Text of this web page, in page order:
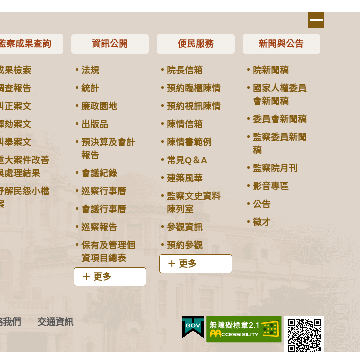
察成果查詢
果檢索
查報告
正案文
劾案文
舉案文
大案件改善
處理結果
解民怨小檔
資訊公開
法規
統計
廉政園地
出版品
預決算及會計
報告
會議紀錄
巡察行事曆
會議行事曆
巡察報告
保有及管理個
資項目總表
更多
便民服務
院長信箱
預約臨櫃陳情
預約視訊陳情
陳情信箱
陳情書範例
常見Q＆A
建築風華
監察文史資料
陳列室
參觀資訊
預約參觀
更多
新聞與公告
院新聞稿
國家人權委員
會新聞稿
委員會新聞稿
監察委員新聞
稿
監察院月刊
影音專區
公告
徵才
我們 交通資訊